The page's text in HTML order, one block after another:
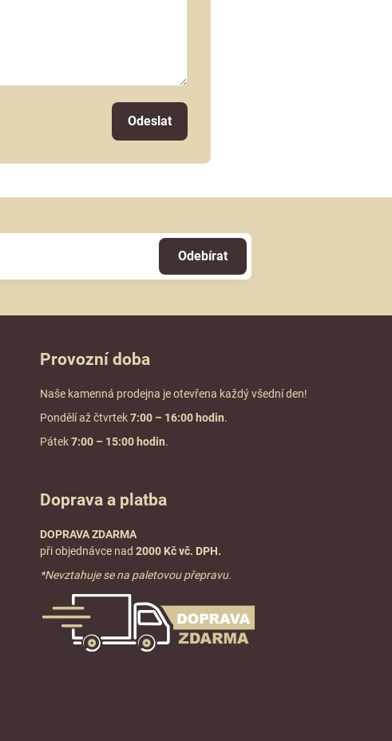
Odeslat
Odebírat
Provozní doba
Naše kamenná prodejna je otevřena každý všední den!
Pondělí až čtvrtek7:00 – 16:00 hodin.
Pátek7:00 – 15:00 hodin.
Doprava a platba
DOPRAVA ZDARMA
při objednávce nad 2000 Kč vč. DPH.
*Nevztahuje se na paletovou přepravu.